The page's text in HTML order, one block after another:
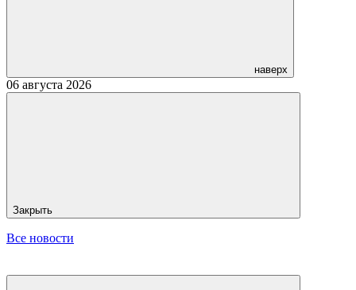
наверх
06 августа 2026
Закрыть
Все новости